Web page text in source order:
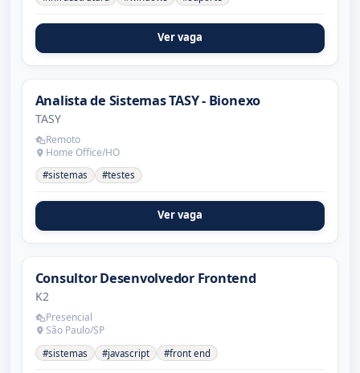
Ver vaga
Analista de Sistemas TASY - Bionexo
TASY
Remoto
Home Office/HO
#sistemas #testes
Ver vaga
Consultor Desenvolvedor Frontend
K2
Presencial
São Paulo/SP
#sistemas #javascript #front end